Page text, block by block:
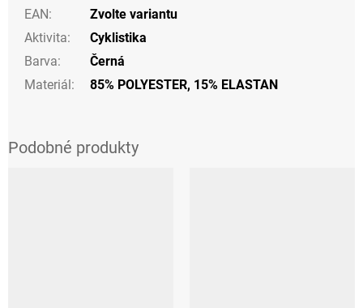
EAN:
Zvolte variantu
Aktivita:
Cyklistika
Barva:
Černá
Materiál : 85% POLYESTER, 15% ELASTAN